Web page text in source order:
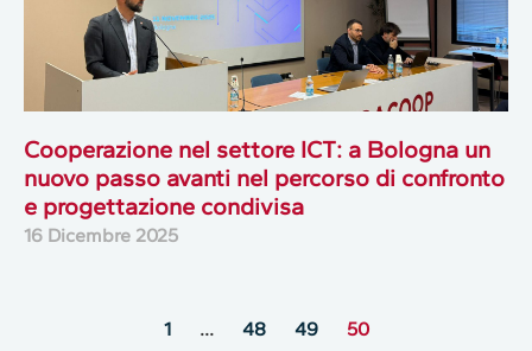
Cooperazione nel settore ICT: a Bologna un
nuovo passo avanti nel percorso di confronto
e progettazione condivisa
16 Dicembre 2025
1 … 48 49 50